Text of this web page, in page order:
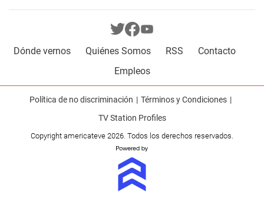
Dónde vernos Quiénes Somos RSS
Contacto
Empleos
Política de no discriminación
Términos y Condiciones
TV Station Profiles
Copyright americateve 2026. Todos los derechos reservados.